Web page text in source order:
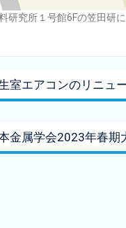
研究所１号館6Fの笠田研
室エアコンのリニュ
金属学会2023年春期